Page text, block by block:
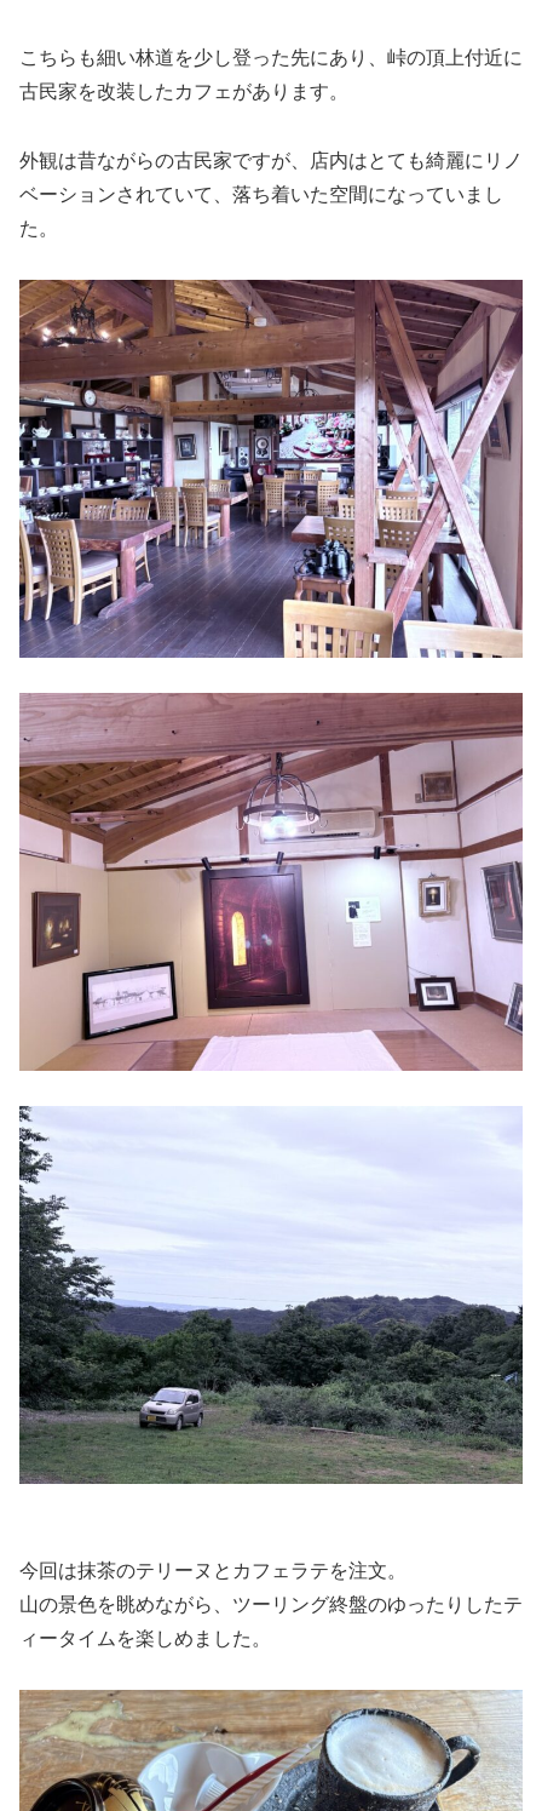
こちらも細い林道を少し登った先にあり、峠の頂上付近に
古民家を改装したカフェがあります。
外観は昔ながらの古民家ですが、店内はとても綺麗にリノ
ベーションされていて、落ち着いた空間になっていまし
た。
今回は抹茶のテリーヌとカフェラテを注文。
山の景色を眺めながら、ツーリング終盤のゆったりしたテ
ィータイムを楽しめました。